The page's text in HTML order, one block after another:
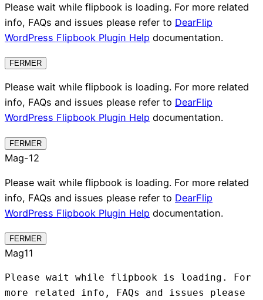
Please wait while flipbook is loading. For more related
info, FAQs and issues please refer to DearFlip
WordPress Flipbook Plugin Help documentation.
FERMER
Please wait while flipbook is loading. For more related
info, FAQs and issues please refer to DearFlip
WordPress Flipbook Plugin Help documentation.
FERMER
Mag-12
Please wait while flipbook is loading. For more related
info, FAQs and issues please refer to DearFlip
WordPress Flipbook Plugin Help documentation.
FERMER
Mag11
Please wait while flipbook is loading. For
more related info, FAQs and issues please